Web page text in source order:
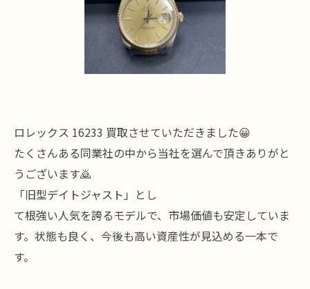
ロレックス 16233 買取させていただきました😀
たくさんある同業社の中から当社を選んで頂きありがと
うございます🙇
「旧型デイトジャスト」とし
て根強い人気を誇るモデルで、市場価値も安定していま
す。状態も良く、今後も高い資産性が見込める一本で
す。